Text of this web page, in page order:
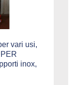
vari usi,
inox,